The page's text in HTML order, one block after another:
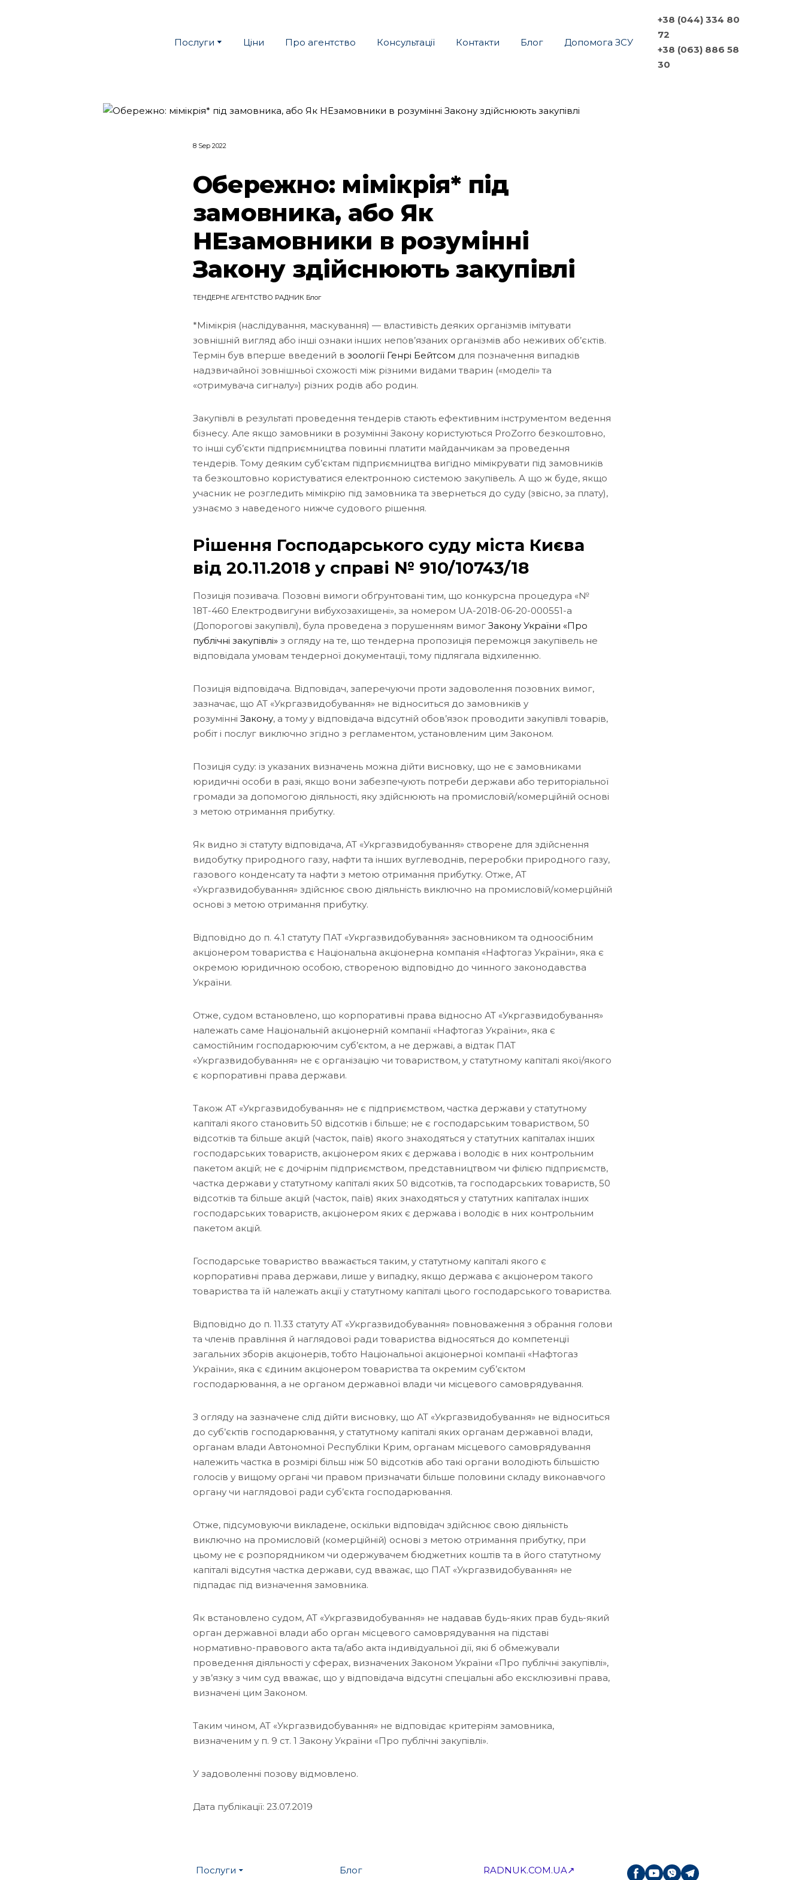
Послуги Ціни Про агентство Консультації Контакти Блог Допомога ЗСУ
+38 (044) 334 80
72
+38 (063) 886 58
30
8 Sep 2022
Обережно: мімікрія* під
замовника, або Як
НЕзамовники в розумінні
Закону здійснюють закупівлі
ТЕНДЕРНЕ АГЕНТСТВО РАДНИК Блог
*Мімікрія (наслідування, маскування) — властивість деяких організмів імітувати
зовнішній вигляд або інші ознаки інших непов’язаних організмів або неживих об’єктів.
Термін був вперше введений в зоології Генрі Бейтсом для позначення випадків
надзвичайної зовнішньої схожості між різними видами тварин («моделі» та
«отримувача сигналу») різних родів або родин.
Закупівлі в результаті проведення тендерів стають ефективним інструментом ведення
бізнесу. Але якщо замовники в розумінні Закону користуються ProZorro безкоштовно,
то інші суб’єкти підприємництва повинні платити майданчикам за проведення
тендерів. Тому деяким суб’єктам підприємництва вигідно мімікрувати під замовників
та безкоштовно користуватися електронною системою закупівель. А що ж буде, якщо
учасник не розгледить мімікрію під замовника та звернеться до суду (звісно, за плату),
узнаємо з наведеного нижче судового рішення.
Рішення Господарського суду міста Києва
від 20.11.2018 у справі № 910/10743/18
Позиція позивача. Позовні вимоги обґрунтовані тим, що конкурсна процедура «№
18Т-460 Електродвигуни вибухозахищені», за номером UA-2018-06-20-000551-a
(Допорогові закупівлі), була проведена з порушенням вимог Закону України «Про
публічні закупівлі» з огляду на те, що тендерна пропозиція переможця закупівель не
відповідала умовам тендерної документації, тому підлягала відхиленню.
Позиція відповідача. Відповідач, заперечуючи проти задоволення позовних вимог,
зазначає, що АТ «Укргазвидобування» не відноситься до замовників у
розумінні Закону, а тому у відповідача відсутній обов’язок проводити закупівлі товарів,
робіт і послуг виключно згідно з регламентом, установленим цим Законом.
Позиція суду: із указаних визначень можна дійти висновку, що не є замовниками
юридичні особи в разі, якщо вони забезпечують потреби держави або територіальної
громади за допомогою діяльності, яку здійснюють на промисловій/комерційній основі
з метою отримання прибутку.
Як видно зі статуту відповідача, АТ «Укргазвидобування» створене для здійснення
видобутку природного газу, нафти та інших вуглеводнів, переробки природного газу,
газового конденсату та нафти з метою отримання прибутку. Отже, АТ
«Укргазвидобування» здійснює свою діяльність виключно на промисловій/комерційній
основі з метою отримання прибутку.
Відповідно до п. 4.1 статуту ПАТ «Укргазвидобування» засновником та одноосібним
акціонером товариства є Національна акціонерна компанія «Нафтогаз України», яка є
окремою юридичною особою, створеною відповідно до чинного законодавства
України.
Отже, судом встановлено, що корпоративні права відносно АТ «Укргазвидобування»
належать саме Національній акціонерній компанії «Нафтогаз України», яка є
самостійним господарюючим суб’єктом, а не державі, а відтак ПАТ
«Укргазвидобування» не є організацію чи товариством, у статутному капіталі якої/якого
є корпоративні права держави.
Також АТ «Укргазвидобування» не є підприємством, частка держави у статутному
капіталі якого становить 50 відсотків і більше; не є господарським товариством, 50
відсотків та більше акцій (часток, паїв) якого знаходяться у статутних капіталах інших
господарських товариств, акціонером яких є держава і володіє в них контрольним
пакетом акцій; не є дочірнім підприємством, представництвом чи філією підприємств,
частка держави у статутному капіталі яких 50 відсотків, та господарських товариств, 50
відсотків та більше акцій (часток, паїв) яких знаходяться у статутних капіталах інших
господарських товариств, акціонером яких є держава і володіє в них контрольним
пакетом акцій.
Господарське товариство вважається таким, у статутному капіталі якого є
корпоративні права держави, лише у випадку, якщо держава є акціонером такого
товариства та їй належать акції у статутному капіталі цього господарського товариства.
Відповідно до п. 11.33 статуту АТ «Укргазвидобування» повноваження з обрання голови
та членів правління й наглядової ради товариства відносяться до компетенції
загальних зборів акціонерів, тобто Національної акціонерної компанії «Нафтогаз
України», яка є єдиним акціонером товариства та окремим суб’єктом
господарювання, а не органом державної влади чи місцевого самоврядування.
З огляду на зазначене слід дійти висновку, що АТ «Укргазвидобування» не відноситься
до суб’єктів господарювання, у статутному капіталі яких органам державної влади,
органам влади Автономної Республіки Крим, органам місцевого самоврядування
належить частка в розмірі більш ніж 50 відсотків або такі органи володіють більшістю
голосів у вищому органі чи правом призначати більше половини складу виконавчого
органу чи наглядової ради суб’єкта господарювання.
Отже, підсумовуючи викладене, оскільки відповідач здійснює свою діяльність
виключно на промисловій (комерційній) основі з метою отримання прибутку, при
цьому не є розпорядником чи одержувачем бюджетних коштів та в його статутному
капіталі відсутня частка держави, суд вважає, що ПАТ «Укргазвидобування» не
підпадає під визначення замовника.
Як встановлено судом, АТ «Укргазвидобування» не надавав будь-яких прав будь-який
орган державної влади або орган місцевого самоврядування на підставі
нормативно-правового акта та/або акта індивідуальної дії, які б обмежували
проведення діяльності у сферах, визначених Законом України «Про публічні закупівлі»,
у зв’язку з чим суд вважає, що у відповідача відсутні спеціальні або ексклюзивні права,
визначені цим Законом.
Таким чином, АТ «Укргазвидобування» не відповідає критеріям замовника,
визначеним у п. 9 ст. 1 Закону України «Про публічні закупівлі».
У задоволенні позову відмовлено.
Дата публікації: 23.07.2019
Послуги Блог RADNUK.COM.UA↗